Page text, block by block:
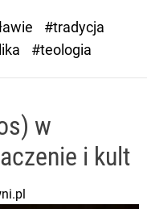
#tradycja
#teologia
w
i kult